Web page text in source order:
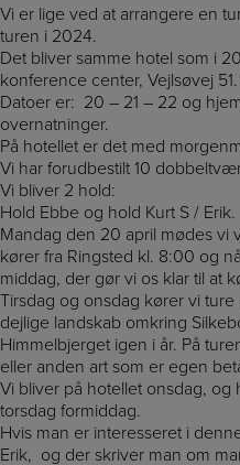
Vi er lige ved at arrangere en
turen i 2024.
Det bliver samme hotel som i
konference center, Vejlsøvej
Datoer er: 20 – 21 – 22 og
overnatninger.
På hotellet er det med
Vi har forudbestilt 10
Vi bliver 2 hold:
Hold Ebbe og hold Kurt S / Erik.
Mandag den 20 april mødes vi
kører fra Ringsted kl. 8:00 og
middag, der gør vi os klar til at
Tirsdag og onsdag kører vi
dejlige landskab omkring
Himmelbjerget igen i år. På
eller anden art som er egen
Vi bliver på hotellet onsdag,
torsdag formiddag.
Hvis man er interesseret i
Erik, og der skriver man om